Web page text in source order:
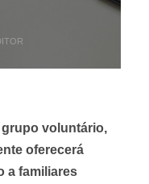
grupo voluntário,
oferecerá
a familiares